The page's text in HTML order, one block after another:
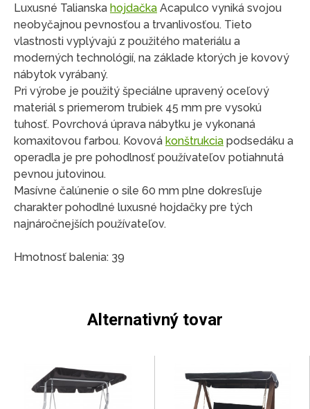
Luxusné Talianska hojdačka Acapulco vyniká svojou
neobyčajnou pevnosťou a trvanlivosťou. Tieto
vlastnosti vyplývajú z použitého materiálu a
moderných technológií, na základe ktorých je kovový
nábytok vyrábaný.
Pri výrobe je použitý špeciálne upravený oceľový
materiál s priemerom trubiek 45 mm pre vysokú
tuhosť. Povrchová úprava nábytku je vykonaná
komaxitovou farbou. Kovová konštrukcia podsedáku a
operadla je pre pohodlnosť používateľov potiahnutá
pevnou jutovinou.
Masívne čalúnenie o sile 60 mm plne dokresľuje
charakter pohodlné luxusné hojdačky pre tých
najnáročnejších používateľov.
Hmotnosť balenia: 39
Alternativný tovar